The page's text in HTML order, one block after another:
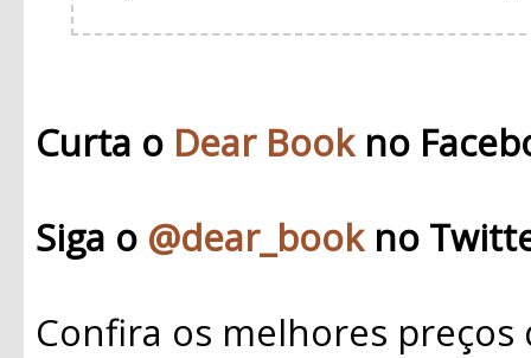
Curta o Dear Bookno
Siga o @dear_bookno
Confira os melhores preços